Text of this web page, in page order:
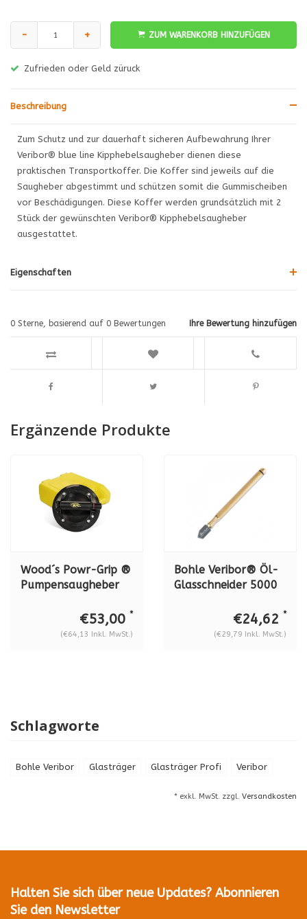
- + ZUM WARENKORB HINZUFÜGEN
Zufrieden oder Geld züruck
Beschreibung
Zum Schutz und zur dauerhaft sicheren Aufbewahrung Ihrer
Veribor® blue line Kipphebelsaugheber dienen diese
praktischen Transportkoffer. Die Koffer sind jeweils auf die
Saugheber abgestimmt und schützen somit die Gummischeiben
vor Beschädigungen. Diese Koffer werden grundsätzlich mit 2
Stück der gewünschten Veribor® Kipphebelsaugheber
ausgestattet.
Eigenschaften
Ihre Bewertung hinzufügen
0 Sterne, basierend auf 0 Bewertungen
Ergänzende Produkte
Wood´s Powr-Grip ®
Pumpensaugheber
€53,00 *
(€64,13 Inkl. MwSt.)
Bohle Veribor® Öl-
Glasschneider 5000
€24,62 *
(€29,79 Inkl. MwSt.)
Schlagworte
Bohle Veribor Glasträger Glasträger Profi Veribor
* exkl. MwSt. zzgl. Versandkosten
Halten Sie sich über neue Updates? Abonnieren
Sie den Newsletter